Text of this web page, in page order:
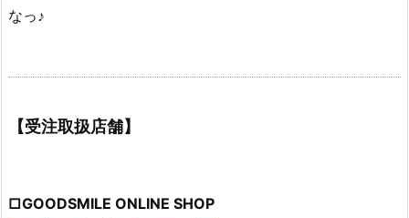
なっ♪
【受注取扱店舗】
□GOODSMILE ONLINE SHOP